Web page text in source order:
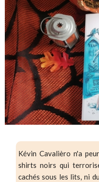
Kévin Cavalièro n'a
shirts noirs qui
cachés sous les lits, ni